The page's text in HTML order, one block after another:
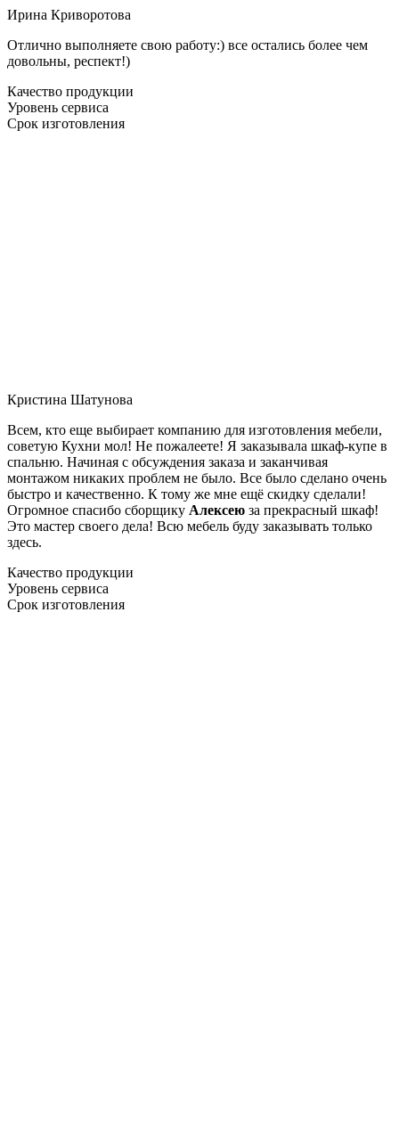
Ирина Криворотова
Отлично выполняете свою работу:) все остались более чем
довольны, респект!)
Качество продукции
Уровень сервиса
Срок изготовления
Кристина Шатунова
Всем, кто еще выбирает компанию для изготовления мебели,
советую Кухни мол! Не пожалеете! Я заказывала шкаф-купе в
спальню. Начиная с обсуждения заказа и заканчивая
монтажом никаких проблем не было. Все было сделано очень
быстро и качественно. К тому же мне ещё скидку сделали!
Огромное спасибо сборщику Алексею за прекрасный шкаф!
Это мастер своего дела! Всю мебель буду заказывать только
здесь.
Качество продукции
Уровень сервиса
Срок изготовления